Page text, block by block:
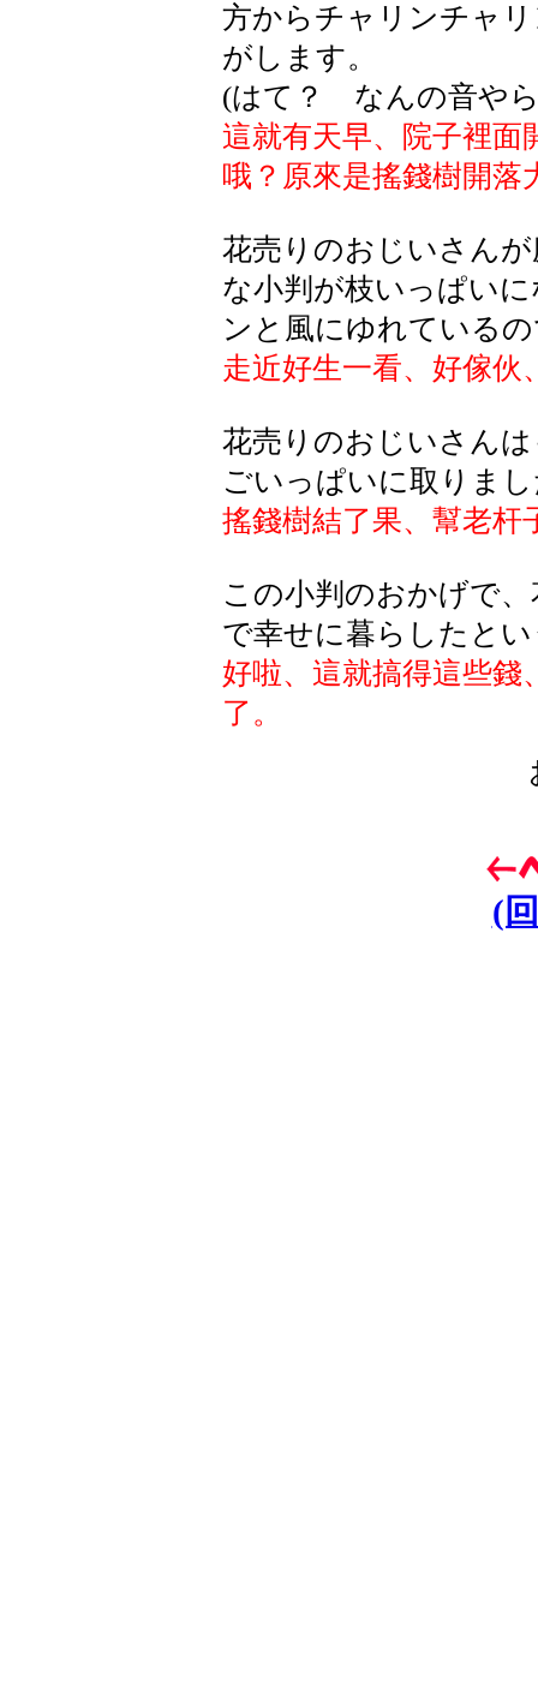
方からチャリンチャ
がします。
(はて？ なんの音や
這就有天早、院子裡面
哦？原來是搖錢樹開落
花売りのおじいさん
な小判が枝いっぱい
ンと風にゆれている
走近好生一看、好傢伙
花売りのおじいさん
ごいっぱいに取りま
搖錢樹結了果、幫老杆
この小判のおかげで
で幸せに暮らしたと
好啦、這就搞得這些錢
了。
(